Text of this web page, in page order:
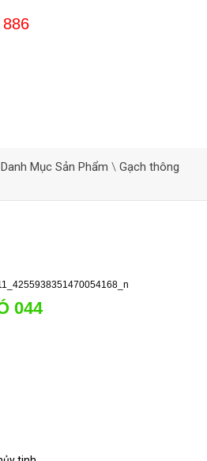
Danh Mục Sản Phẩm \ Gạch thông
044